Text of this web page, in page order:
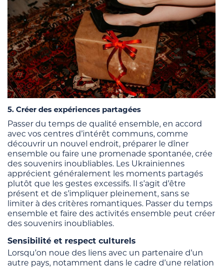
5. Créer des expériences partagées
Passer du temps de qualité ensemble, en accord
avec vos centres d’intérêt communs, comme
découvrir un nouvel endroit, préparer le dîner
ensemble ou faire une promenade spontanée, crée
des souvenirs inoubliables. Les Ukrainiennes
apprécient généralement les moments partagés
plutôt que les gestes excessifs. Il s’agit d’être
présent et de s’impliquer pleinement, sans se
limiter à des critères romantiques. Passer du temps
ensemble et faire des activités ensemble peut créer
des souvenirs inoubliables.
Sensibilité et respect culturels
Lorsqu’on noue des liens avec un partenaire d’un
autre pays, notamment dans le cadre d’une relation